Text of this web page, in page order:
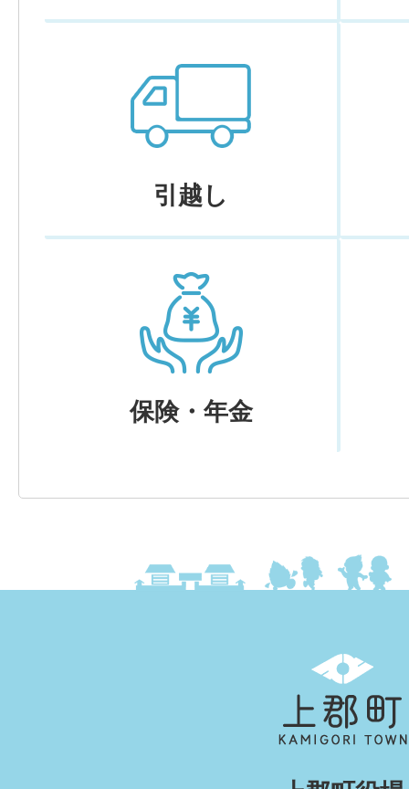
引越し
保険・年金
郡
町
KAMIGORI